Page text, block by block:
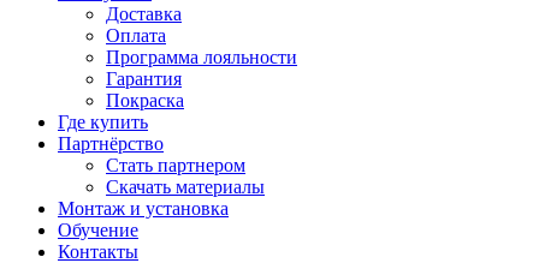
Доставка
Оплата
Программа лояльности
Гарантия
Покраска
Где купить
Партнёрство
Стать партнером
Скачать материалы
Монтаж и установка
Обучение
Контакты